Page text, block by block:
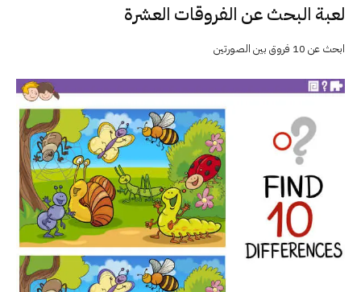
لعبة البحث عن الفروقات العشرة
ابحث عن 10 فروق بين الصورتين